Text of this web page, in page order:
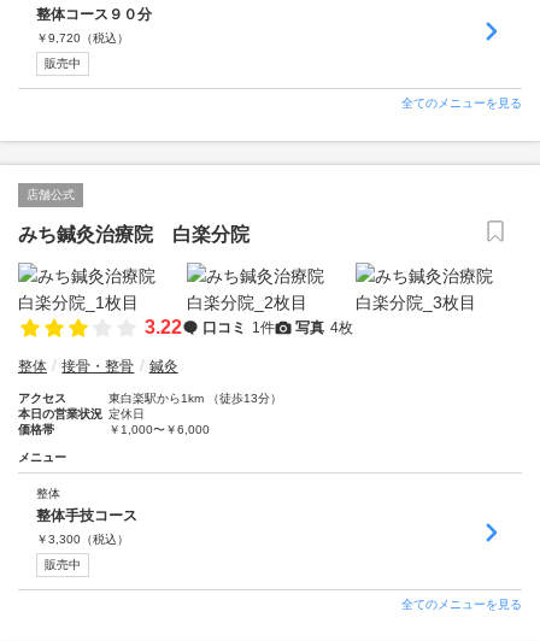
整体コース９０分
￥9,720 （税込）
販売中
全てのメニューを見る
店舗公式
みち鍼灸治療院 白楽分院
3.22 口コミ 1件 写真 4枚
整体 接骨・整骨 鍼灸
アクセス
東白楽駅から1km （徒歩13分）
本日の営業状況 定休日
価格帯
￥1,000〜￥6,000
メニュー
整体
整体手技コース
￥3,300 （税込）
販売中
全てのメニューを見る